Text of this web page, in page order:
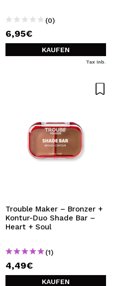
(0)
6,95€
KAUFEN
Tax Inb.
Trouble Maker – Bronzer +
Kontur-Duo Shade Bar –
Heart + Soul
(1)
4,49€
KAUFEN